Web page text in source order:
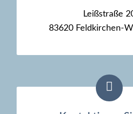
Leißstraße
83620 Feldkirchen-